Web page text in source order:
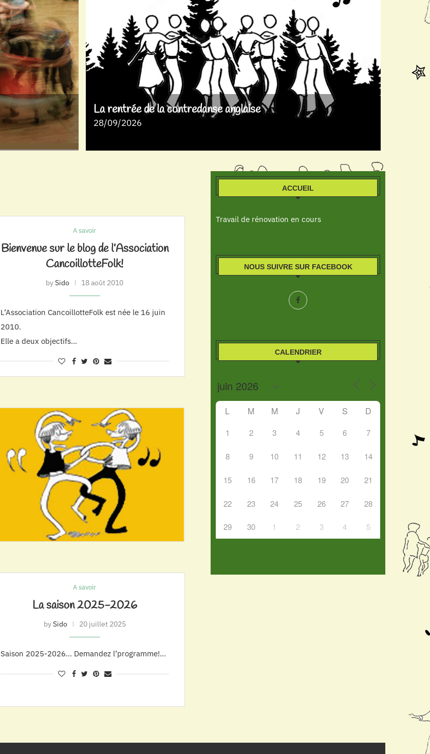
La rentrée de la contredanse anglaise
28/09/2026
A savoir
Bienvenue sur le blog de l’Association
CancoillotteFolk!
bySido 18 août 2010
L’Association CancoillotteFolk est née le 16 juin
2010.
Elle a deux objectifs…
A savoir
La saison 2025-2026
bySido 20 juillet 2025
Saison 2025-2026… Demandez l’programme!…
ACCUEIL
Travail de rénovation en cours
NOUS SUIVRE SUR FACEBOOK
CALENDRIER
L M M J V S D
1 2 3 4 5 6 7
8 9 10 11 12 13 14
15 16 17 18 19 20 21
22 23 24 25 26 27 28
29 30 1 2 3 4 5